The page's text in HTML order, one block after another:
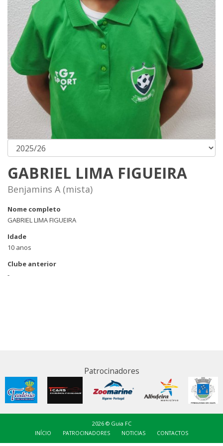
GABRIEL LIMA FIGUEIRA
Benjamins A (mista)
Nome completo
GABRIEL LIMA FIGUEIRA
Idade
10 anos
Clube anterior
-
Patrocinadores
2026 © Guia FC
INÍCIO PATROCINADORES NOTICIAS CONTACTOS